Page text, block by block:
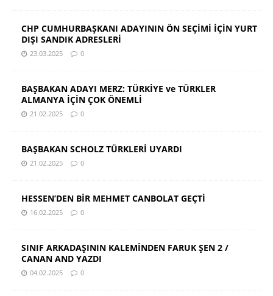
CHP CUMHURBAŞKANI ADAYININ ÖN SEÇİMİ İÇİN YURT
DIŞI SANDIK ADRESLERİ
23.03.2025 0
BAŞBAKAN ADAYI MERZ: TÜRKİYE ve TÜRKLER
ALMANYA İÇİN ÇOK ÖNEMLİ
21.02.2025 0
BAŞBAKAN SCHOLZ TÜRKLERİ UYARDI
21.02.2025 0
HESSEN’DEN BİR MEHMET CANBOLAT GEÇTİ
16.02.2025 0
SINIF ARKADAŞININ KALEMİNDEN FARUK ŞEN 2 /
CANAN AND YAZDI
04.02.2025 0